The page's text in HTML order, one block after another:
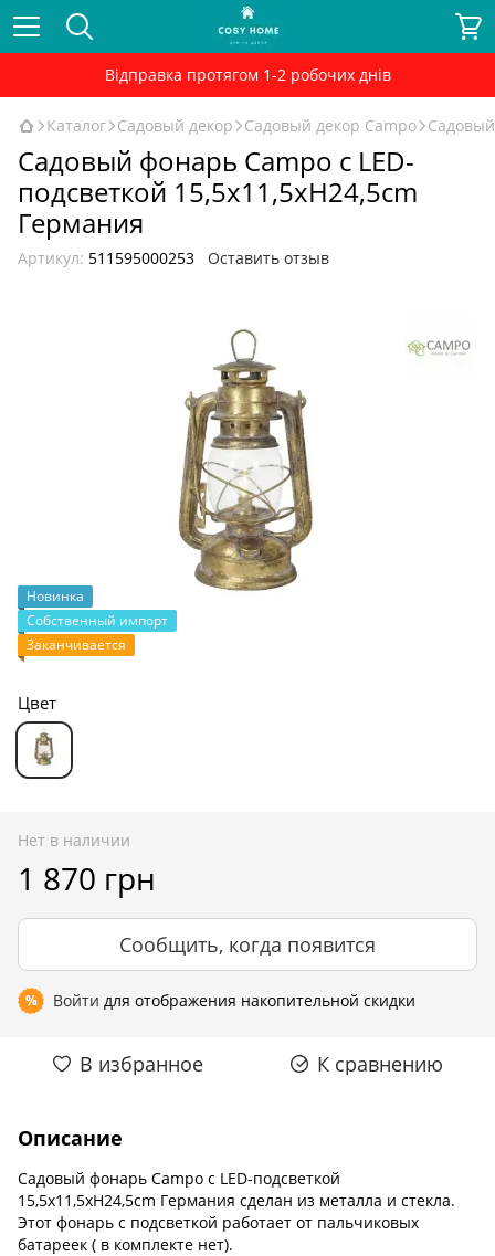
Відправка протягом 1-2 робочих днів
Каталог Садовый декор Садовый декор Campo
Садовый фонарь Сampo c LED-
подсветкой 15,5x11,5xH24,5cm
Германия
Артикул: 511595000253 Оставить отзыв
Новинка
Собственный импорт
Заканчивается
Цвет
Нет в наличии
1 870 грн
Сообщить, когда появится
% Войти для отображения накопительной скидки
В избранное К сравнению
Описание
Садовый фонарь Сampo c LED-подсветкой
15,5x11,5xH24,5cm Германия сделан из металла и стекла.
Этот фонарь с подсветкой работает от пальчиковых
батареек ( в комплекте нет).